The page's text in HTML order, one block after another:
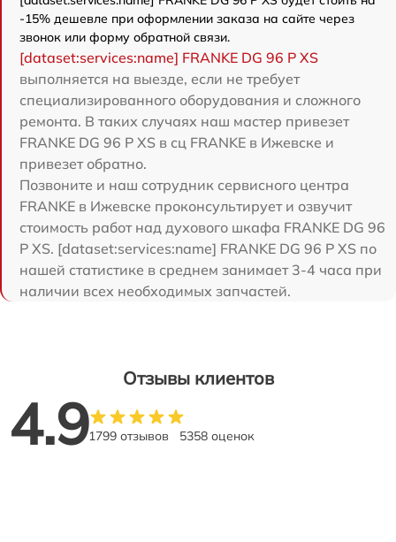
-15% дешевле при оформлении заказа на сайте через
звонок или форму обратной связи.
[dataset:services:name] FRANKE DG 96 P XS
выполняется на выезде, если не требует
специализированного оборудования и сложного
ремонта. В таких случаях наш мастер привезет
FRANKE DG 96 P XS в сц FRANKE в Ижевске и
привезет обратно.
Позвоните и наш сотрудник сервисного центра
FRANKE в Ижевске проконсультирует и озвучит
стоимость работ над духового шкафа FRANKE DG 96
P XS. [dataset:services:name] FRANKE DG 96 P XS по
нашей статистике в среднем занимает 3-4 часа при
наличии всех необходимых запчастей.
Отзывы клиентов
4.91799 отзывов 5358 оценок